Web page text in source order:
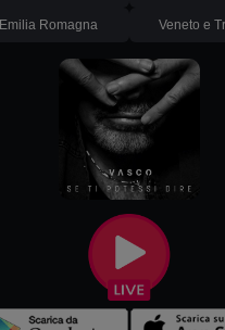
Emilia Romagna Veneto e